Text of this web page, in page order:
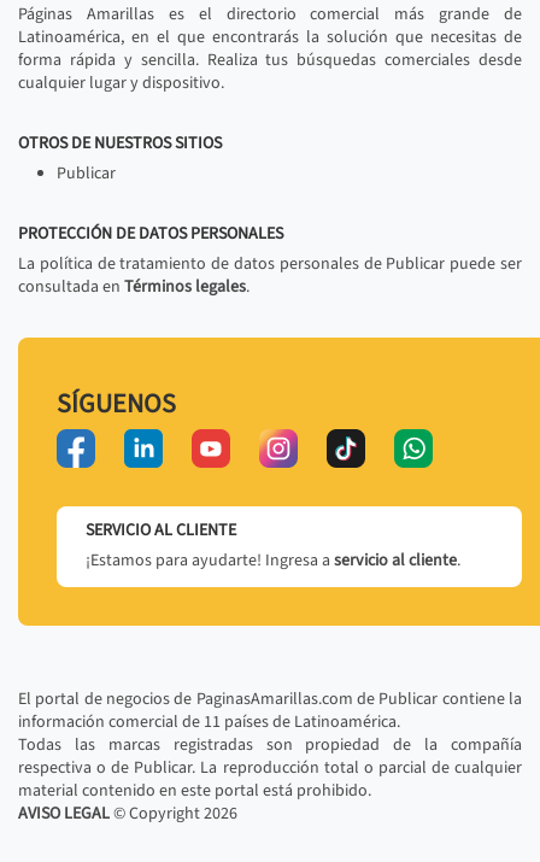
Páginas Amarillas es el directorio comercial más grande de
Latinoamérica, en el que encontrarás la solución que necesitas de
forma rápida y sencilla. Realiza tus búsquedas comerciales desde
cualquier lugar y dispositivo.
OTROS DE NUESTROS SITIOS
Publicar
PROTECCIÓN DE DATOS PERSONALES
La política de tratamiento de datos personales de Publicar puede ser
consultada en Términos legales.
SÍGUENOS
SERVICIO AL CLIENTE
¡Estamos para ayudarte! Ingresa a servicio al cliente.
El portal de negocios de PaginasAmarillas.com de Publicar contiene la
información comercial de 11 países de Latinoamérica.
Todas las marcas registradas son propiedad de la compañía
respectiva o de Publicar. La reproducción total o parcial de cualquier
material contenido en este portal está prohibido.
AVISO LEGAL© Copyright2026